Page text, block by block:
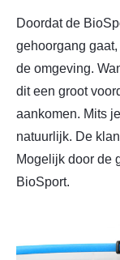
Doordat de
gehoorgang
de omgeving.
dit een groot
aankomen. Mits
natuurlijk. De
Mogelijk door de
BioSport.